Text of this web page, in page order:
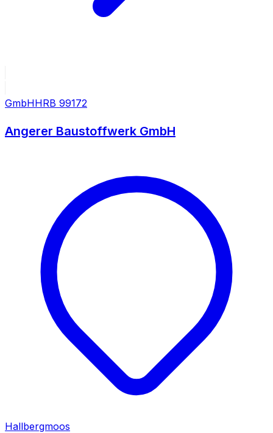
GmbHHRB 99172
Angerer Baustoffwerk GmbH
Hallbergmoos